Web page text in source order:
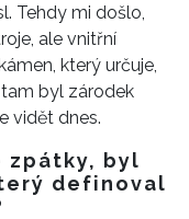
Tehdy mi došlo,
ale vnitřní
který určuje,
byl zárodek
vidět dnes.
zpátky, byl
definoval